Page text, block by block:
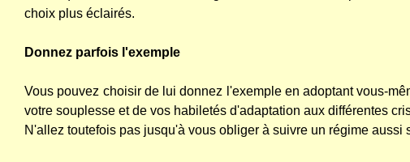
choix plus éclairés.
Donnez parfois l'exemple
Vous pouvez choisir de lui donnez l'exemple en adoptant vous-
votre souplesse et de vos habiletés d'adaptation aux différentes
N'allez toutefois pas jusqu'à vous obliger à suivre un régime